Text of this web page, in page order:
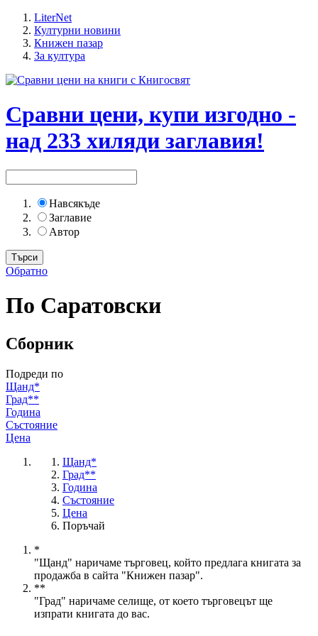
LiterNet
Културни новини
Книжен пазар
За култура
Сравни цени, купи изгодно -
над 233 хиляди заглавия!
Навсякъде
Заглавие
Автор
Обратно
По Саратовски
Сборник
Подреди по
Щанд*
Град**
Година
Състояние
Цена
Щанд*
Град**
Година
Състояние
Цена
Поръчай
*
"Щанд" наричаме търговец, който предлага книгата за
продажба в сайта "Книжен пазар".
**
"Град" наричаме селище, от което търговецът ще
изпрати книгата до вас.